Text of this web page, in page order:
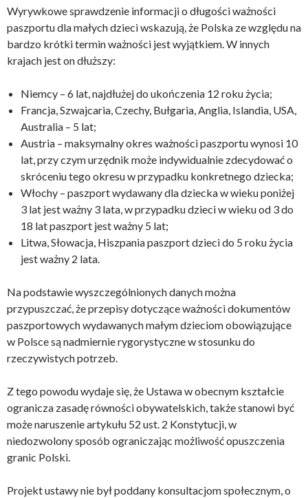
Wyrywkowe sprawdzenie informacji o długości ważności
paszportu dla małych dzieci wskazują, że Polska ze względu na
bardzo krótki termin ważności jest wyjątkiem. W innych
krajach jest on dłuższy:
Niemcy – 6 lat, najdłużej do ukończenia 12 roku życia;
Francja, Szwajcaria, Czechy, Bułgaria, Anglia, Islandia, USA,
Australia – 5 lat;
Austria – maksymalny okres ważności paszportu wynosi 10
lat, przy czym urzędnik może indywidualnie zdecydować o
skróceniu tego okresu w przypadku konkretnego dziecka;
Włochy – paszport wydawany dla dziecka w wieku poniżej
3 lat jest ważny 3 lata, w przypadku dzieci w wieku od 3 do
18 lat paszport jest ważny 5 lat;
Litwa, Słowacja, Hiszpania paszport dzieci do 5 roku życia
jest ważny 2 lata.
Na podstawie wyszczególnionych danych można
przypuszczać, że przepisy dotyczące ważności dokumentów
paszportowych wydawanych małym dzieciom obowiązujące
w Polsce są nadmiernie rygorystyczne w stosunku do
rzeczywistych potrzeb.
Z tego powodu wydaje się, że Ustawa w obecnym kształcie
ogranicza zasadę równości obywatelskich, także stanowi być
może naruszenie artykułu 52 ust. 2 Konstytucji, w
niedozwolony sposób ograniczając możliwość opuszczenia
granic Polski.
Projekt ustawy nie był poddany konsultacjom społecznym, o